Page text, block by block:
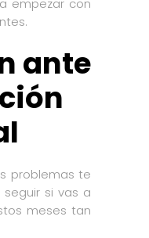
empezar con
ante
problemas te
si vas a
meses tan